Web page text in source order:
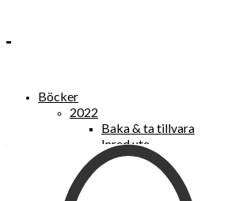
Böcker
2022
Baka & ta tillvara
Inred ute
Power Women
2021
Kvinnan som lekte med